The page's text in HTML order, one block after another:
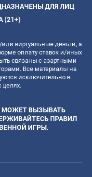
ДЛЯ ЛИЦ
(21+)
виртуальные деньги, а
оплату ставок и/иных
связаны с азартными
Все материалы на
исключительно в
МОЖЕТ ВЫЗЫВАТЬ
ПРАВИЛ
ИГРЫ.